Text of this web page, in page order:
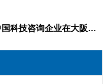
询企业在大阪设立子公司